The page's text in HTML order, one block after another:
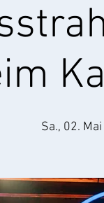
Sa., 02. Mai